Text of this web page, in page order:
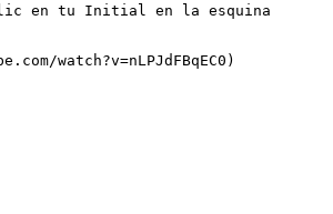
clic en tu Initial en la esquina
watch?v=nLPJdFBqEC0)